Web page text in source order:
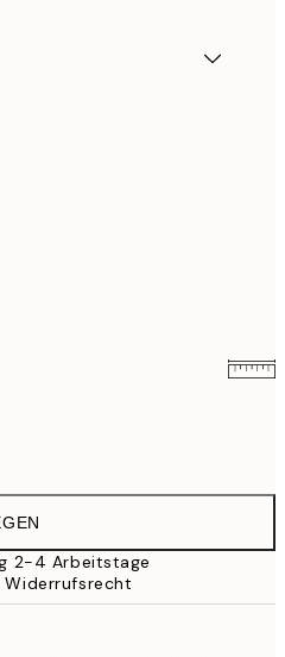
2-4 Arbeitstage
Widerrufsrecht